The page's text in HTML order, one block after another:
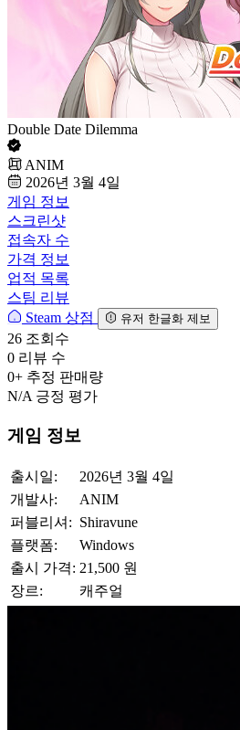
Double Date Dilemma
ANIM
2026년 3월 4일
게임 정보
스크린샷
접속자 수
가격 정보
업적 목록
스팀 리뷰
Steam 상점
유저 한글화 제보
26 조회수
0 리뷰 수
0+ 추정 판매량
N/A 긍정 평가
게임 정보
출시일:
2026년 3월 4일
개발사:
ANIM
퍼블리셔: Shiravune
플랫폼:
Windows
출시 가격: 21,500 원
장르:
캐주얼